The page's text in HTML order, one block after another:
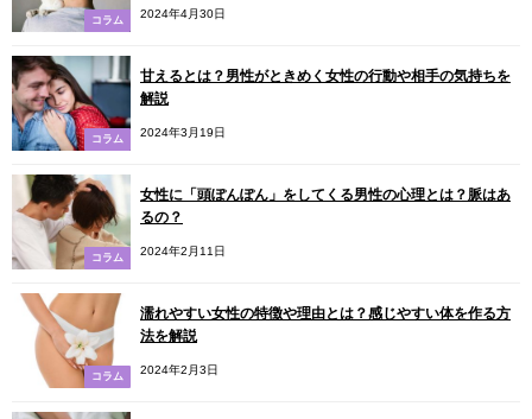
コラム
2024年4月30日
コラム
甘えるとは？男性がときめく女性の行動や相手の気持ちを
解説
2024年3月19日
コラム
女性に「頭ぽんぽん」をしてくる男性の心理とは？脈はあ
るの？
2024年2月11日
コラム
濡れやすい女性の特徴や理由とは？感じやすい体を作る方
法を解説
2024年2月3日